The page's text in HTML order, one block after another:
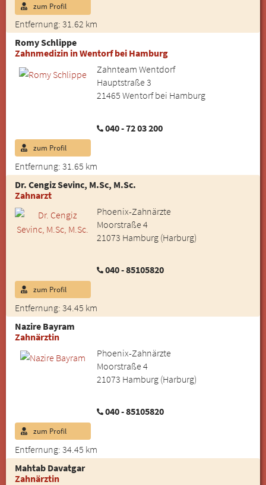
Entfernung: 31.62 km
zum Profil
Romy Schlippe
Zahnmedizin in Wentorf bei Hamburg
Zahnteam Wentdorf
Hauptstraße 3
21465 Wentorf bei Hamburg
040 - 72 03 200
Entfernung: 31.65 km
zum Profil
Dr. Cengiz Sevinc, M.Sc, M.Sc.
Zahnarzt
Phoenix-Zahnärzte
Moorstraße 4
21073 Hamburg (Harburg)
040 - 85105820
Entfernung: 34.45 km
zum Profil
Nazire Bayram
Zahnärztin
Phoenix-Zahnärzte
Moorstraße 4
21073 Hamburg (Harburg)
040 - 85105820
Entfernung: 34.45 km
zum Profil
Mahtab Davatgar
Zahnärztin